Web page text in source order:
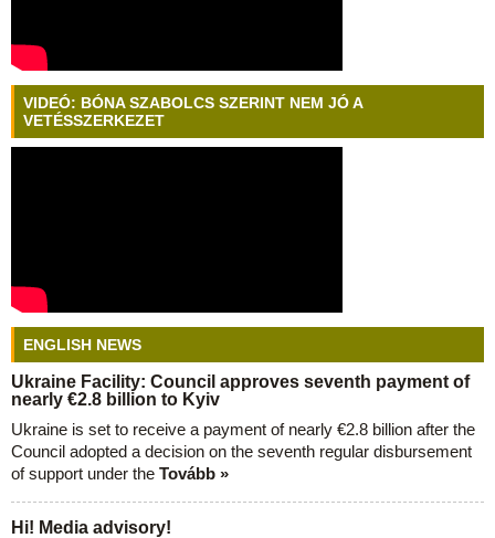
VIDEÓ: BÓNA SZABOLCS SZERINT NEM JÓ A
VETÉSSZERKEZET
ENGLISH NEWS
Ukraine Facility: Council approves seventh payment of
nearly €2.8 billion to Kyiv
Ukraine is set to receive a payment of nearly €2.8 billion after the
Council adopted a decision on the seventh regular disbursement
of support under the Tovább »
Hi! Media advisory!